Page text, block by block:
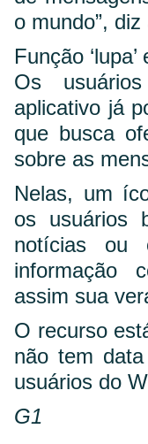
o mundo”, diz
Função
Os
aplicativo já
que busca
sobre as
Nelas, um
os usuários
notícias ou
informação
assim sua
O recurso
não tem
usuários do
G1